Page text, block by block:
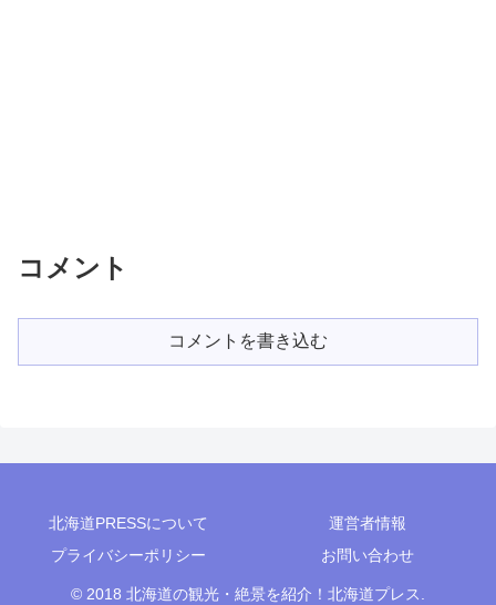
コメント
コメントを書き込む
北海道PRESSについて
運営者情報
プライバシーポリシー
お問い合わせ
© 2018 北海道の観光・絶景を紹介！北海道プレス.